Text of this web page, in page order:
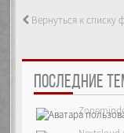
Вернуться к списку
ПОСЛЕДНИЕ